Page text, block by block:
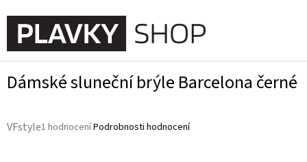
na
obsah
Dámské sluneční brýle Barcelona černé
Průměrné
1 hodnoceníPodrobnosti hodnocení
VFstyle